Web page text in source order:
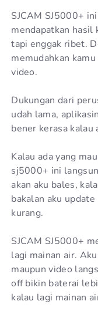
SJCAM SJ5000+
mendapatkan hasil
tapi enggak ribet.
memudahkan
video.
Dukungan dari
udah lama,
bener kerasa
Kalau ada yang
sj5000+ ini
akan aku bales,
bakalan aku
kurang.
SJCAM SJ5000+
lagi mainan air.
maupun video
off bikin baterai
kalau lagi mainan